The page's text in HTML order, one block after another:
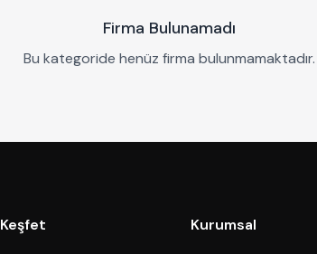
Firma Bulunamadı
Bu kategoride henüz firma bulunmamaktadır.
Keşfet Kurumsal